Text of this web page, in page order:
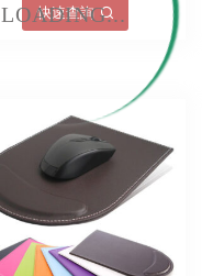
LOADING...
快速查詢